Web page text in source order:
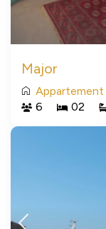
Major
Appartement
6
02